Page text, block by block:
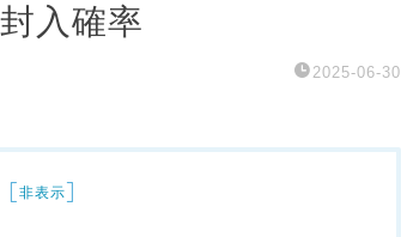
入確率
2025-06-30
[非表示]